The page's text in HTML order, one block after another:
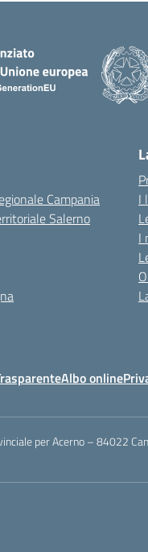
Campania
Salerno
I
I
Albo online
per Acerno – 84022